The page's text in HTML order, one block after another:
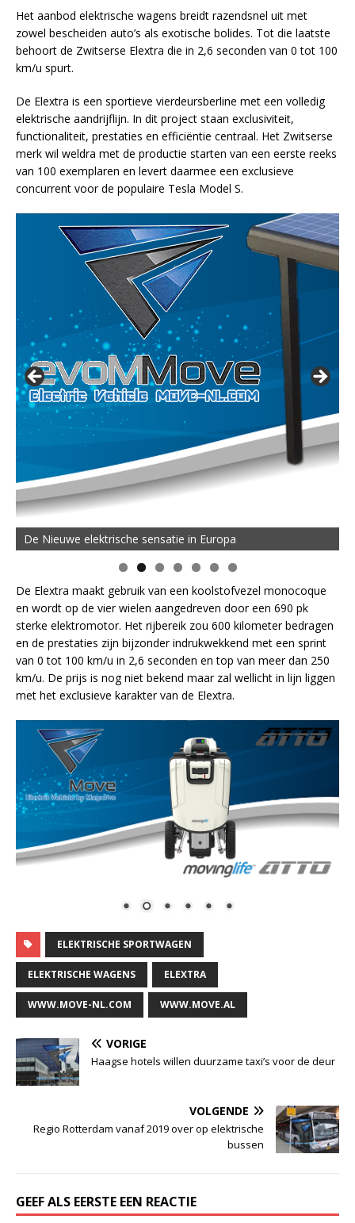
Het aanbod elektrische wagens breidt razendsnel uit met
zowel bescheiden auto’s als exotische bolides. Tot die laatste
behoort de Zwitserse Elextra die in 2,6 seconden van 0 tot 100
km/u spurt.
De Elextra is een sportieve vierdeursberline met een volledig
elektrische aandrijflijn. In dit project staan exclusiviteit,
functionaliteit, prestaties en efficiëntie centraal. Het Zwitserse
merk wil weldra met de productie starten van een eerste reeks
van 100 exemplaren en levert daarmee een exclusieve
concurrent voor de populaire Tesla Model S.
De Nieuwe elektrische sensatie in Europa
De Elextra maakt gebruik van een koolstofvezel monocoque
en wordt op de vier wielen aangedreven door een 690 pk
sterke elektromotor. Het rijbereik zou 600 kilometer bedragen
en de prestaties zijn bijzonder indrukwekkend met een sprint
van 0 tot 100 km/u in 2,6 seconden en top van meer dan 250
km/u. De prijs is nog niet bekend maar zal wellicht in lijn liggen
met het exclusieve karakter van de Elextra.
ELEKTRISCHE SPORTWAGEN
ELEKTRISCHE WAGENS ELEXTRA
WWW.MOVE-NL.COM WWW.MOVE.AL
VORIGE
Haagse hotels willen duurzame taxi’s voor de deur
VOLGENDE
Regio Rotterdam vanaf 2019 over op elektrische
bussen
GEEF ALS EERSTE EEN REACTIE